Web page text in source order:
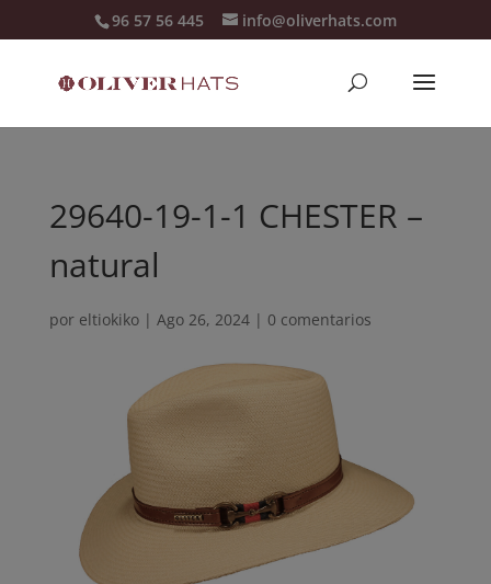
96 57 56 445 info@oliverhats.com
29640-19-1-1 CHESTER –
natural
por eltiokiko| Ago 26, 2024| 0 comentarios